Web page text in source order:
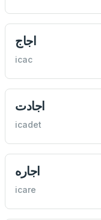
اجاج
icac
اجادت
icadet
اجاره
icare